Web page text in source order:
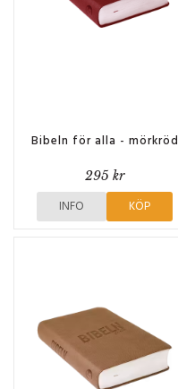
Bibeln för alla - mörkröd
295 kr
INFO KÖP